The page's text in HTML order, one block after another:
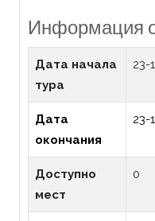
Информация
Дата начала
тура
23-
Дата
окончания
23-
Доступно
мест
0